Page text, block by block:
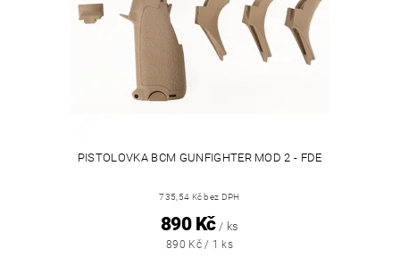
PISTOLOVKA BCM GUNFIGHTER MOD 2 - FDE
735,54 Kč bez DPH
890 Kč / ks
890 Kč / 1 ks